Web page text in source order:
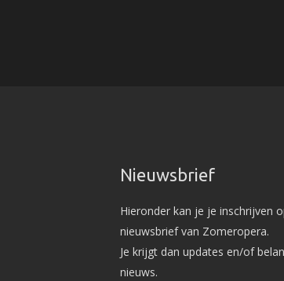
Nieuwsbrief
Hieronder kan je je inschrijven
nieuwsbrief van Zomeropera.
Je krijgt dan updates en/of
nieuws.